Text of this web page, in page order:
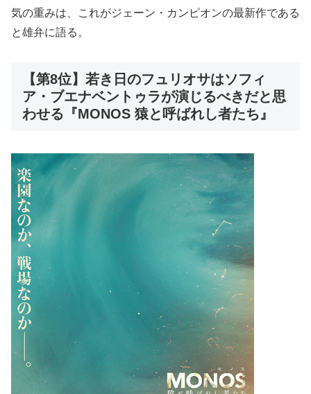
気の重みは、これがジェーン・カンピオンの最新作である
と雄弁に語る。
【第8位】若き日のフュリオサはソフィ
ア・ブエナベントゥラが演じるべきだと思
わせる『MONOS 猿と呼ばれし者たち』